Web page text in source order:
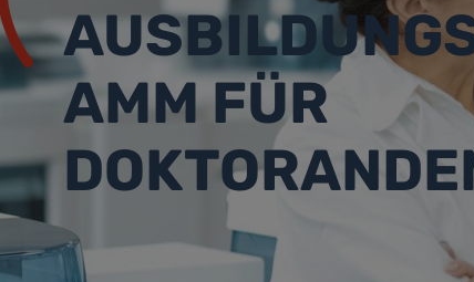
AMM FÜR